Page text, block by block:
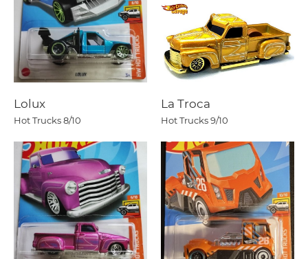
Lolux
Hot Trucks8/10
La Troca
Hot Trucks9/10